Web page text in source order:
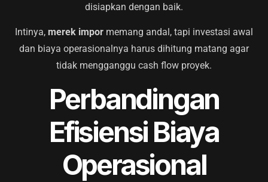
disiapkan dengan baik.
Intinya, merek impor memang andal, tapi investasi awal
dan biaya operasionalnya harus dihitung matang agar
tidak mengganggu cash flow proyek.
Perbandingan
Efisiensi Biaya
Operasional